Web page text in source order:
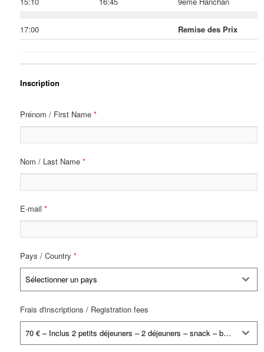
17:00 Remise des Prix
Inscription
Prénom / First Name*
Nom / Last Name*
E-mail*
Pays / Country*
Sélectionner un pays
Frais d'inscriptions / Registration fees
70 € – Inclus 2 petits déjeuners – 2 déjeuners – snack – boissons. Si végétarien merci de le préciser par mail